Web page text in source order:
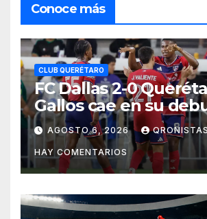
Conoce más
CLUB QUERÉTARO
FC Dallas 2-0
Gallos cae en su
Leagues Cup 2026
AGOSTO 6, 2026
HAY COMENTARIOS